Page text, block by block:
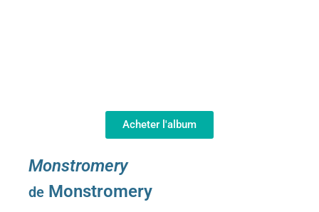
Acheter l'album
Monstromery
de Monstromery